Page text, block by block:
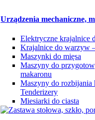
Urządzenia mechaniczne,
Elektryczne krajalnice
Krajalnice do warzyw
Maszynki do mięsa
Maszyny do
makaronu
Maszyny do rozbijania
Tenderizery
Miesiarki do ciasta